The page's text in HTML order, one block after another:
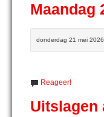
Maandag
donderdag 21 mei
Reageer!
Uitslagen